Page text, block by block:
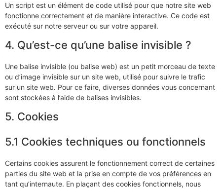
Un script est un élément de code utilisé pour que notre site web
fonctionne correctement et de manière interactive. Ce code est
exécuté sur notre serveur ou sur votre appareil.
4. Qu’est-ce qu’une balise invisible ?
Une balise invisible (ou balise web) est un petit morceau de texte
ou d’image invisible sur un site web, utilisé pour suivre le trafic
sur un site web. Pour ce faire, diverses données vous concernant
sont stockées à l’aide de balises invisibles.
5. Cookies
5.1 Cookies techniques ou fonctionnels
Certains cookies assurent le fonctionnement correct de certaines
parties du site web et la prise en compte de vos préférences en
tant qu’internaute. En plaçant des cookies fonctionnels, nous